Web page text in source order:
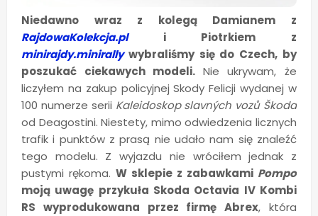
Niedawno wraz z kolegą Damianem z
RajdowaKolekcja.pli Piotrkiem z
minirajdy.minirallywybraliśmy się do Czech, by
poszukać ciekawych modeli. Nie ukrywam, że
liczyłem na zakup policyjnej Skody Felicji wydanej w
100 numerze serii Kaleidoskop slavných vozů Škoda
od Deagostini. Niestety, mimo odwiedzenia licznych
trafik i punktów z prasą nie udało nam się znaleźć
tego modelu. Z wyjazdu nie wróciłem jednak z
pustymi rękoma. W sklepie z zabawkami Pompo
moją uwagę przykuła Skoda Octavia IV Kombi
RS wyprodukowana przez firmę Abrex, która